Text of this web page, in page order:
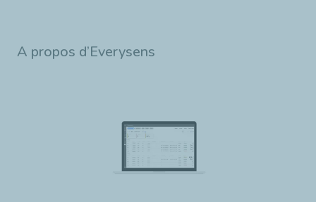
A propos d’Everysens